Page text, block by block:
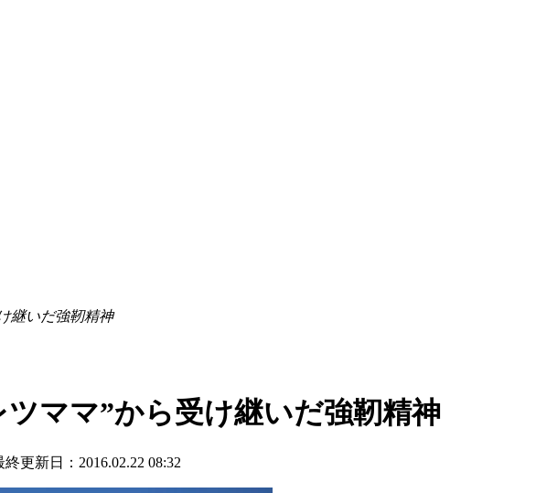
継いだ強靭精神
ママ”から受け継いだ強靭精神
更新日：2016.02.22 08:32